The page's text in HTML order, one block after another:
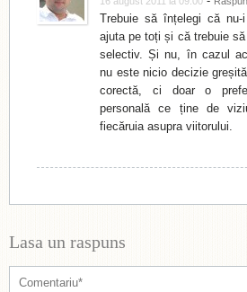
Trebuie să înțelegi că nu-
ajuta pe toți și că trebuie să
selectiv. Și nu, în cazul
nu este nicio decizie
corectă, ci doar o
personală ce ține de
fiecăruia asupra viitorului.
Lasa un raspuns